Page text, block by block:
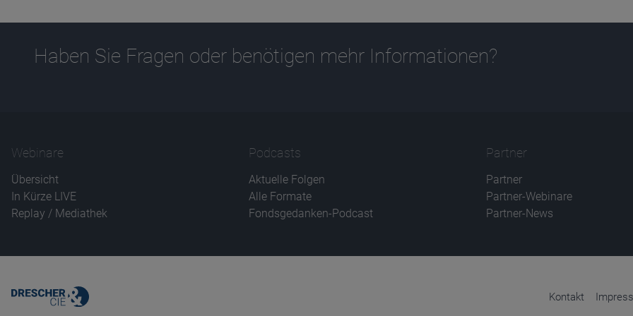
Haben Sie Fragen oder benötigen mehr Informationen?
Webinare
Übersicht
In Kürze LIVE
Replay / Mediathek
Podcasts
Aktuelle Folgen
Alle Formate
Fondsgedanken-Podcast
Partner
Partner
Partner-Webinare
Partner-News
Kontakt